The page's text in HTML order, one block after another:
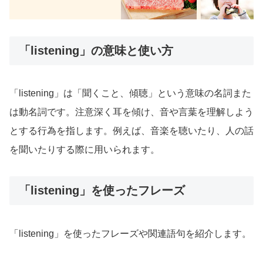
「listening」の意味と使い方
「listening」は「聞くこと、傾聴」という意味の名詞また
は動名詞です。注意深く耳を傾け、音や言葉を理解しよう
とする行為を指します。例えば、音楽を聴いたり、人の話
を聞いたりする際に用いられます。
「listening」を使ったフレーズ
「listening」を使ったフレーズや関連語句を紹介します。